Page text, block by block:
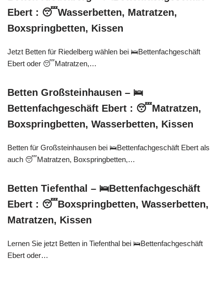
Ebert : 😴Wasserbetten, Matratzen,
Boxspringbetten, Kissen
Jetzt Betten für Riedelberg wählen bei 🛌Bettenfachgeschäft
Ebert oder 😴Matratzen,…
Betten Großsteinhausen – 🛌
Bettenfachgeschäft Ebert : 😴Matratzen,
Boxspringbetten, Wasserbetten, Kissen
Betten für Großsteinhausen bei 🛌Bettenfachgeschäft Ebert als
auch 😴Matratzen, Boxspringbetten,…
Betten Tiefenthal – 🛌Bettenfachgeschäft
Ebert : 😴Boxspringbetten, Wasserbetten,
Matratzen, Kissen
Lernen Sie jetzt Betten in Tiefenthal bei 🛌Bettenfachgeschäft
Ebert oder…